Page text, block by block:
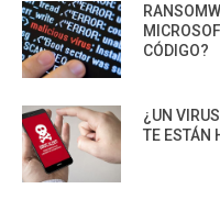
CÓDIGO?
¿UN
TE ESTÁN